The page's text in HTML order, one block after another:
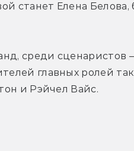
станет Елена Белова,
среди
главных ролей
и Рэйчел Вайс.